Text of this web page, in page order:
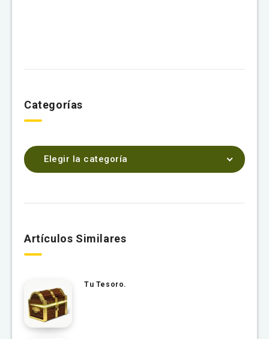
Categorías
Elegir la categoría
Artículos Similares
Tu Tesoro.